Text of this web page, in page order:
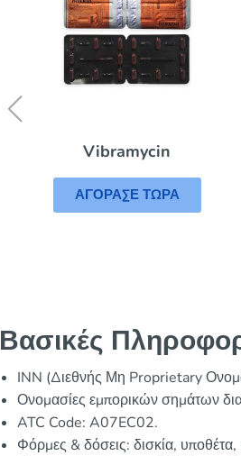
Metronidazole
ΑΓΟΡΑΣΕ ΤΩΡΑ
Βασικές
INN (Διεθνής Μη Proprietary
Ονομασίες εμπορικών σημάτων
ATC Code: A07EC02.
Φόρμες & δόσεις: δισκία,